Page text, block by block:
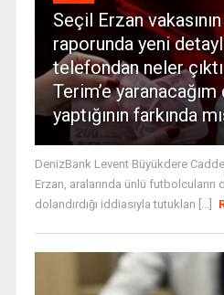
Seçil Erzan
raporunda yeni
telefondan neler
Terim’e yaranacağım
yaptığının farkında
DenizBank Levent Büyükdere
Erzan, aralarında ünlü futbolcuların
dolandırdığı iddiasıyla tutuklan [...]